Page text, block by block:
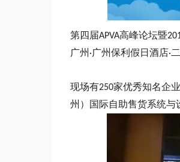
第四届APVA高峰论坛暨
广州 ·广州保利假日酒店·
现场有250家优秀知名企
州）国际自助售货系统与